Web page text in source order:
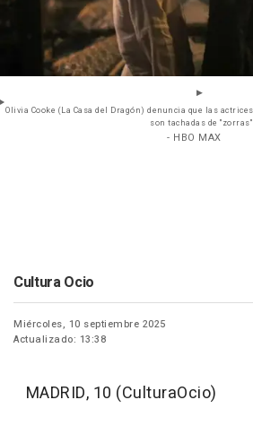
Olivia Cooke (La Casa del Dragón) denuncia que las
son tachadas de "zorras"
- HBO MAX
Cultura Ocio
Miércoles, 10 septiembre 2025
Actualizado: 13:38
MADRID, 10 (CulturaOcio)